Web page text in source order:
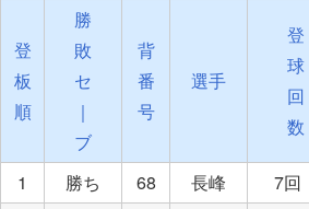
登
板
順
勝
敗
セ
｜
ブ
背
番
号
選手
登
球
回
数
1 勝ち 68 長峰 7回